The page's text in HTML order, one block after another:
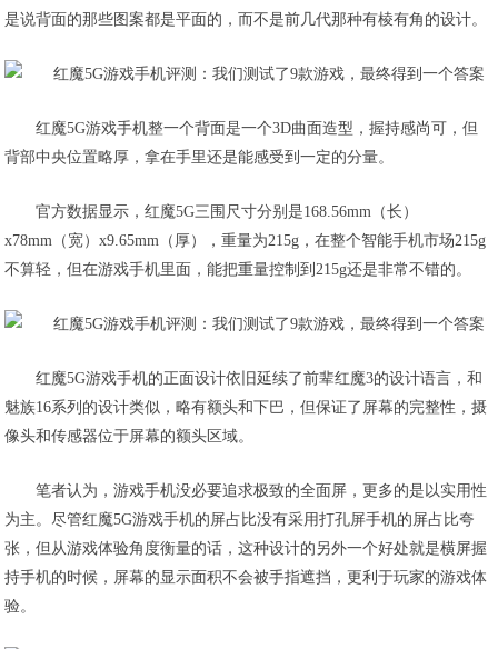
是说背面的那些图案都是平面的，而不是前几代那种有棱有角的设计。
红魔5G游戏手机整一个背面是一个3D曲面造型，握持感尚可，但
背部中央位置略厚，拿在手里还是能感受到一定的分量。
官方数据显示，红魔5G三围尺寸分别是168.56mm（长）
x78mm（宽）x9.65mm（厚），重量为215g，在整个智能手机市场215g
不算轻，但在游戏手机里面，能把重量控制到215g还是非常不错的。
红魔5G游戏手机的正面设计依旧延续了前辈红魔3的设计语言，和
魅族16系列的设计类似，略有额头和下巴，但保证了屏幕的完整性，摄
像头和传感器位于屏幕的额头区域。
笔者认为，游戏手机没必要追求极致的全面屏，更多的是以实用性
为主。尽管红魔5G游戏手机的屏占比没有采用打孔屏手机的屏占比夸
张，但从游戏体验角度衡量的话，这种设计的另外一个好处就是横屏握
持手机的时候，屏幕的显示面积不会被手指遮挡 ，更利于玩家的游戏体
验。